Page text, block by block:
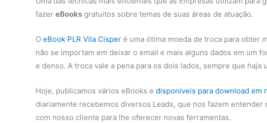
fazer eBooks gratuitos sobre temas de suas áreas de atuação.
O eBook PLR Vila Cisper é uma ótima moeda de troca para obter
não se importam em deixar o email e mais alguns dados em um
e denso. A troca vale a pena para os dois lados, sempre que
Hoje, publicamos vários eBooks e disponíveis para download em
diariamente recebemos diversos Leads, que nos fazem
com nosso cliente para lhe oferecer novas ferramentas.